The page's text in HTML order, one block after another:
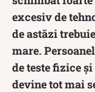
excesiv de
de astăzi
mare.
de teste fizice
devine tot mai